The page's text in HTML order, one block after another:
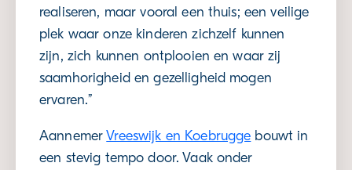
realiseren, maar vooral een thuis; een veilige
plek waar onze kinderen zichzelf kunnen
zijn, zich kunnen ontplooien en waar zij
saamhorigheid en gezelligheid mogen
ervaren.”
AannemerVreeswijk en Koebrugge bouwt in
een stevig tempo door. Vaak onder